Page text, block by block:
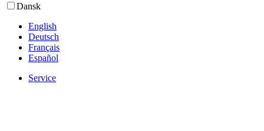
Dansk
English
Deutsch
Français
Español
Service